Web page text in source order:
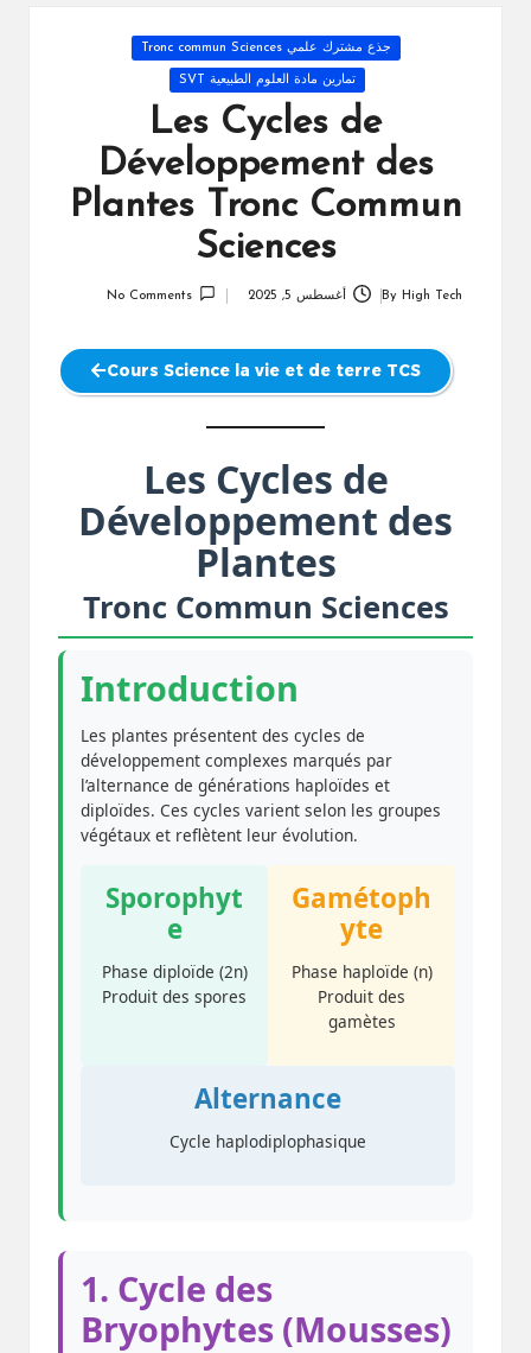
Posted
جذع مشترك علمي Tronc commun Sciences
تمارين مادة العلوم الطبيعية SVT
Les Cycles de
Développement des
Plantes Tronc Commun
Sciences
By High Tech أغسطس 5, 2025 No Comments
Cours Science la vie et de terre TCS
Les Cycles de
Développement des
Plantes
Tronc Commun Sciences
Introduction
Les plantes présentent des cycles de
développement complexes marqués par
l’alternance de générations haploïdes et
diploïdes. Ces cycles varient selon les groupes
végétaux et reflètent leur évolution.
Sporophyt
e
Phase diploïde (2n)
Produit des spores
Gamétoph
yte
Phase haploïde (n)
Produit des
gamètes
Alternance
Cycle haplodiplophasique
1. Cycle des
Bryophytes (Mousses)